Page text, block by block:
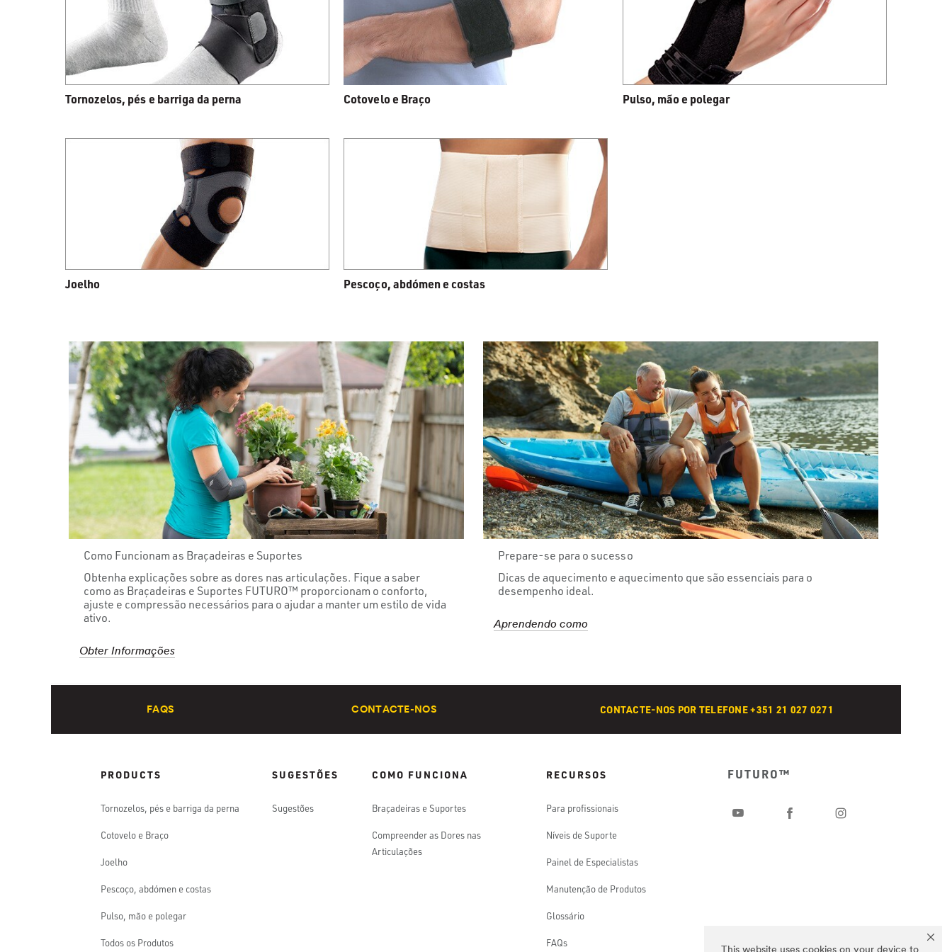
Tornozelos, pés e barriga da perna Cotovelo e Braço Pulso, mão e polegar
Joelho Pescoço, abdómen e costas
Como Funcionam as Braçadeiras e Suportes
Obtenha explicações sobre as dores nas articulações. Fique a saber
como as Braçadeiras e Suportes FUTURO™ proporcionam o conforto,
ajuste e compressão necessários para o ajudar a manter um estilo de vida
ativo.
Obter Informações
Prepare-se para o sucesso
Dicas de aquecimento e aquecimento que são essenciais para o
desempenho ideal.
Aprendendo como
FAQS CONTACTE-NOS CONTACTE-NOS POR TELEFONE +351 21 027 0271
PRODUCTS
Tornozelos, pés e barriga da perna
Cotovelo e Braço
Joelho
Pescoço, abdómen e costas
Pulso, mão e polegar
Todos os Produtos
SUGESTÕES
Sugestões
COMO FUNCIONA
Braçadeiras e Suportes
Compreender as Dores nas
Articulações
RECURSOS
Para profissionais
Níveis de Suporte
Painel de Especialistas
Manutenção de Produtos
Glossário
FAQs
FUTURO™